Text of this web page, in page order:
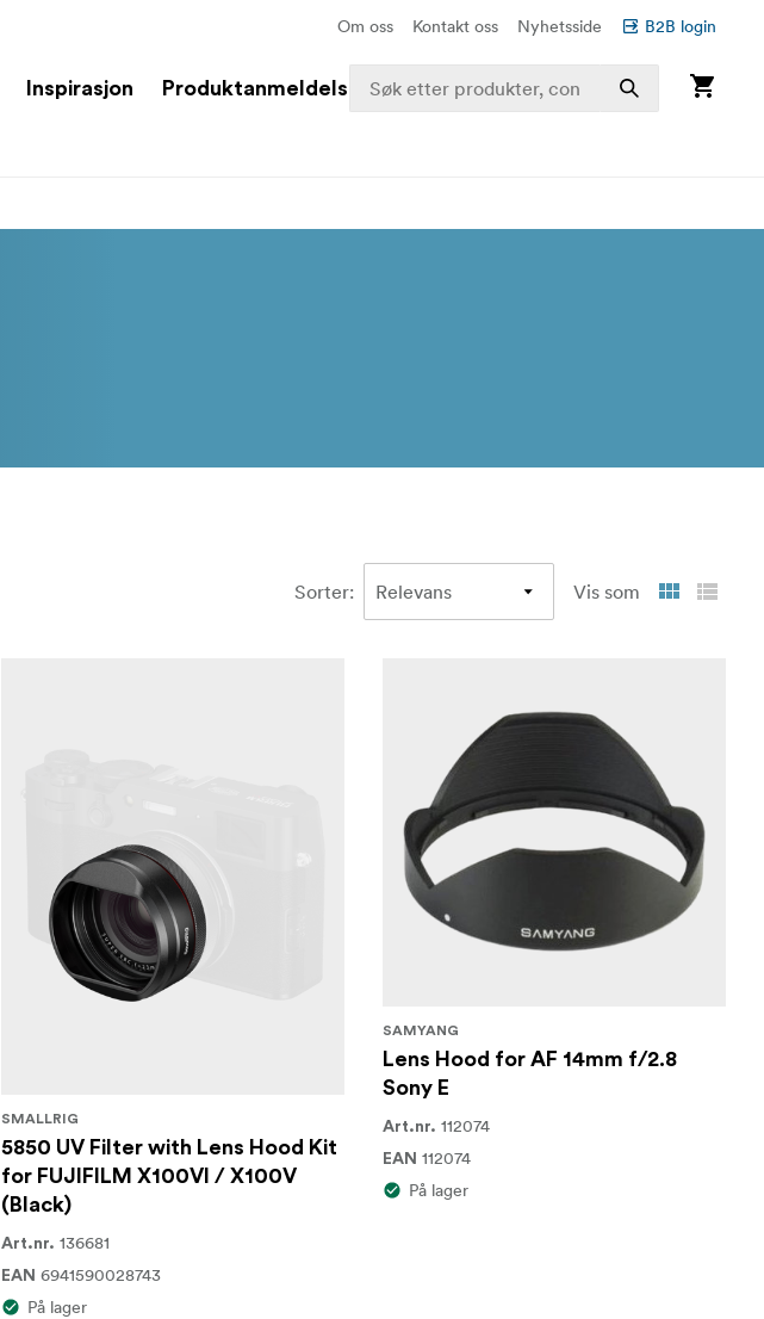
Om oss Kontakt oss Nyhetsside B2B login
Inspirasjon Produktanmeldelser
Sorter: Vis som
SMALLRIG
5850 UV Filter with Lens Hood Kit
for FUJIFILM X100VI / X100V
(Black)
Art.nr. 136681
EAN 6941590028743
På lager
SAMYANG
Lens Hood for AF 14mm f/2.8
Sony E
Art.nr. 112074
EAN 112074
På lager